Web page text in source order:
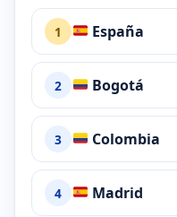
1 España
2 Bogotá
3 Colombia
4 Madrid